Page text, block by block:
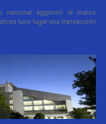
nacional aggiornó el marco
tuvo lugar una transacción